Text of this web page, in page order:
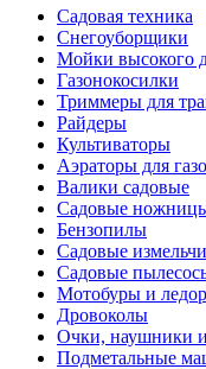
Садовая техника
Снегоуборщики
Мойки высокого
Газонокосилки
Триммеры для
Райдеры
Культиваторы
Аэраторы для
Валики садовые
Садовые
Бензопилы
Садовые
Садовые
Мотобуры и
Дровоколы
Очки, наушники
Подметальные